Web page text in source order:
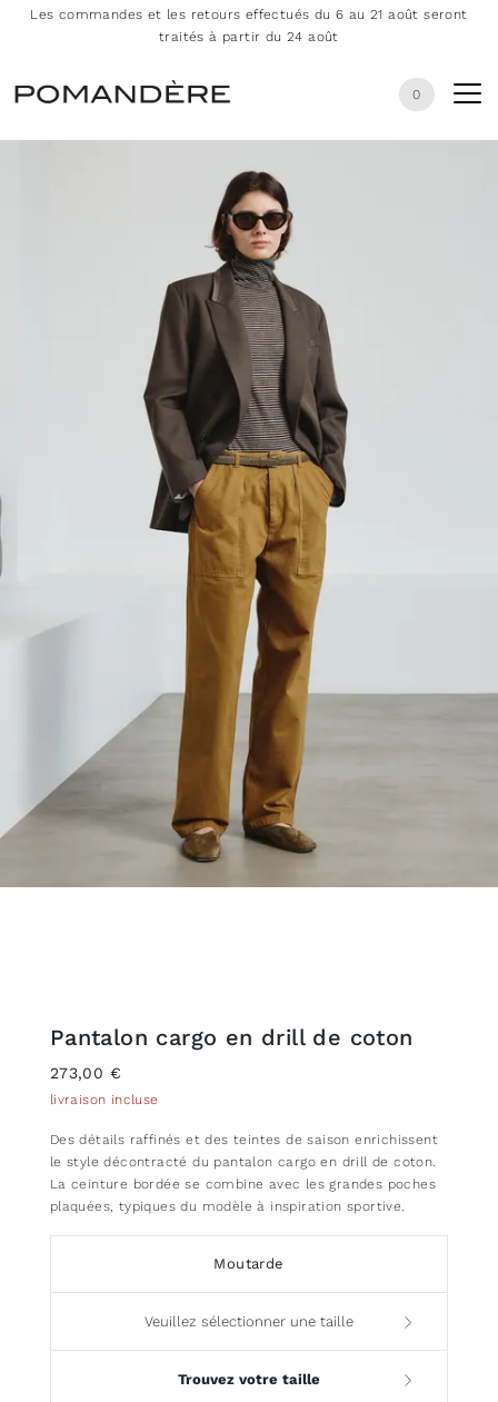
Les commandes et les retours effectués du 6 au 21 août seront
traités à partir du 24 août
0
Pantalon cargo en drill de coton
273,00 €
livraison incluse
Des détails raffinés et des teintes de saison enrichissent
le style décontracté du pantalon cargo en drill de coton.
La ceinture bordée se combine avec les grandes poches
plaquées, typiques du modèle à inspiration sportive.
Moutarde
Veuillez sélectionner une taille
Trouvez votre taille